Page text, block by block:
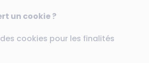
un cookie ?
cookies pour les finalités